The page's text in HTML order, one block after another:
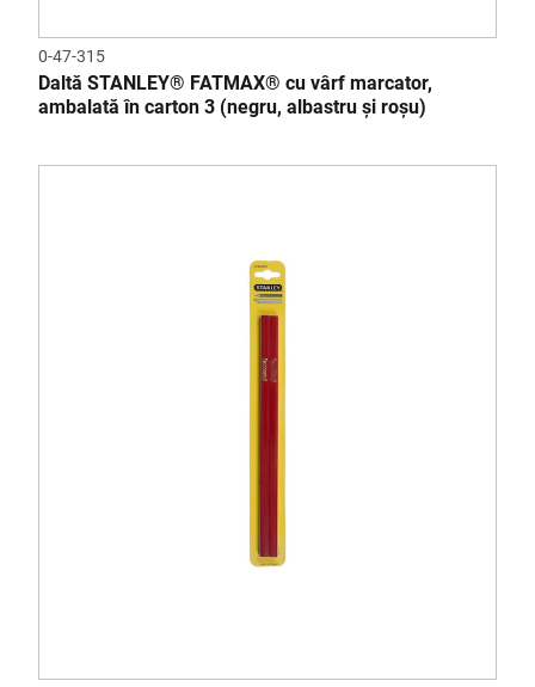
0-47-315
Daltă STANLEY® FATMAX® cu vârf marcator,
ambalată în carton 3 (negru, albastru și roșu)